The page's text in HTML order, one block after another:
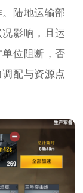
陆地运输部
影响，且运
位阻断，否
配与资源点